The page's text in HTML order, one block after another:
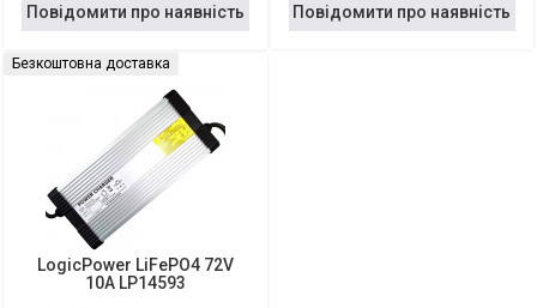
Повідомити про наявність Повідомити про наявність
Безкоштовна доставка
LogicPower LiFePO4 72V
10A LP14593